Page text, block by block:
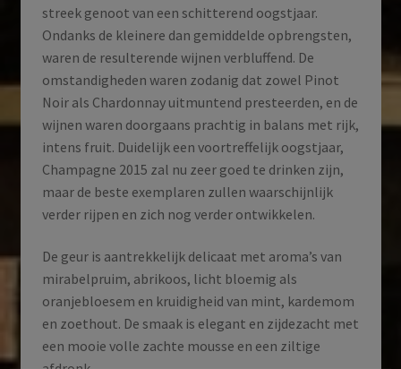
streek genoot van een schitterend oogstjaar.
Ondanks de kleinere dan gemiddelde opbrengsten,
waren de resulterende wijnen verbluffend. De
omstandigheden waren zodanig dat zowel Pinot
Noir als Chardonnay uitmuntend presteerden, en de
wijnen waren doorgaans prachtig in balans met rijk,
intens fruit. Duidelijk een voortreffelijk oogstjaar,
Champagne 2015 zal nu zeer goed te drinken zijn,
maar de beste exemplaren zullen waarschijnlijk
verder rijpen en zich nog verder ontwikkelen.
De geur is aantrekkelijk delicaat met aroma’s van
mirabelpruim, abrikoos, licht bloemig als
oranjebloesem en kruidigheid van mint, kardemom
en zoethout. De smaak is elegant en zijdezacht met
een mooie volle zachte mousse en een ziltige